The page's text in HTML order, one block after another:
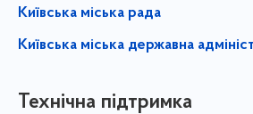
Київська міська рада
Київська міська державна
Технічна підтримка